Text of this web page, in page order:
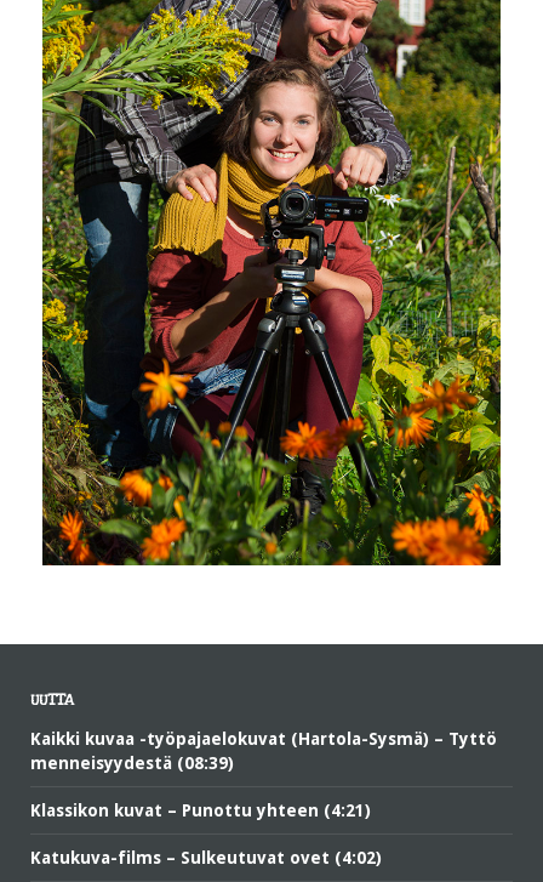
UUTTA
Kaikki kuvaa -työpajaelokuvat (Hartola-Sysmä) – Tyttö
menneisyydestä (08:39)
Klassikon kuvat – Punottu yhteen (4:21)
Katukuva-films – Sulkeutuvat ovet (4:02)